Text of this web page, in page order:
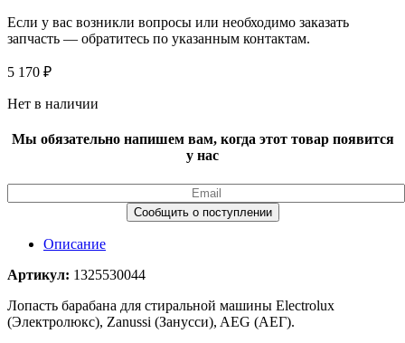
Если у вас возникли вопросы или необходимо заказать
запчасть — обратитесь по указанным контактам.
5 170 ₽
Нет в наличии
Мы обязательно напишем вам, когда этот товар появится
у нас
Описание
Артикул: 1325530044
Лопасть барабана для стиральной машины Electrolux
(Электролюкс), Zanussi (Занусси), AEG (АЕГ).